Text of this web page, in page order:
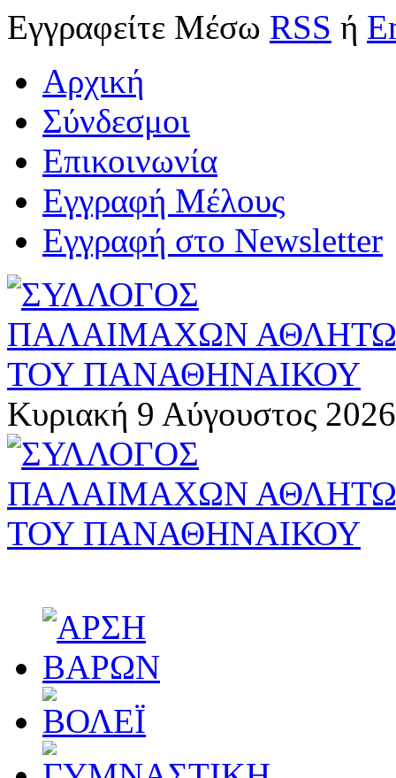
Εγγραφείτε Μέσω RSS ή
Αρχική
Σύνδεσμοι
Επικοινωνία
Εγγραφή Μέλους
Εγγραφή στο Newsletter
Κυριακή 9 Αύγουστος